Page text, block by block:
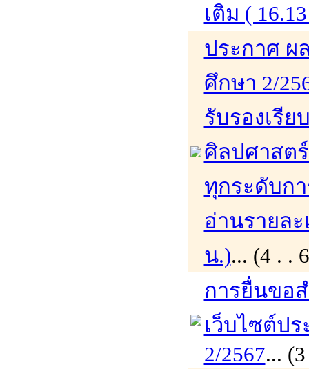
เติม (
ประกาศ ผ
ศึกษา 2/
รับรองเรี
ศิลปศาสต
ทุกระดับก
อ่านรายละ
น.)... (4 .
การยื่นขอ
เว็บไซต์ป
2/2567...